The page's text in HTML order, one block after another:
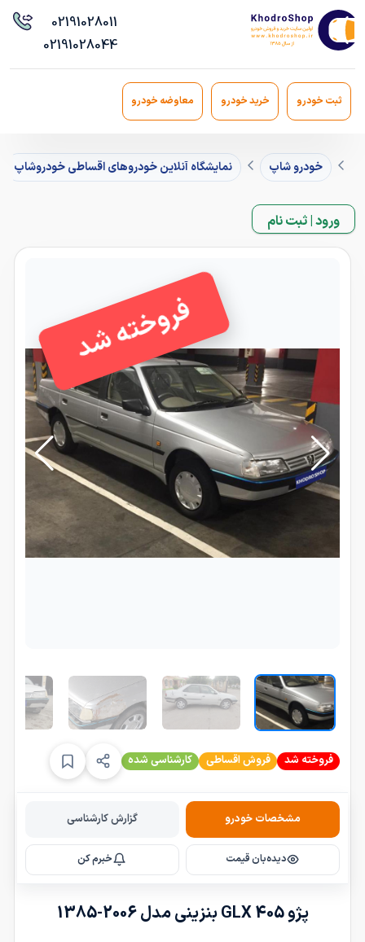
02191028011
02191028044
ثبت خودرو خرید خودرو معاوضه خودرو
خودرو شاپ نمایشگاه آنلاین خودروهای اقساطی خودروشاپ
ورود | ثبت نام
فروخته شد
فروخته شد فروش اقساطی کارشناسی شده
مشخصات خودرو گزارش کارشناسی
دیده‌بان قیمت خبرم کن
پژو 405 GLX بنزینی مدل 2006-1385